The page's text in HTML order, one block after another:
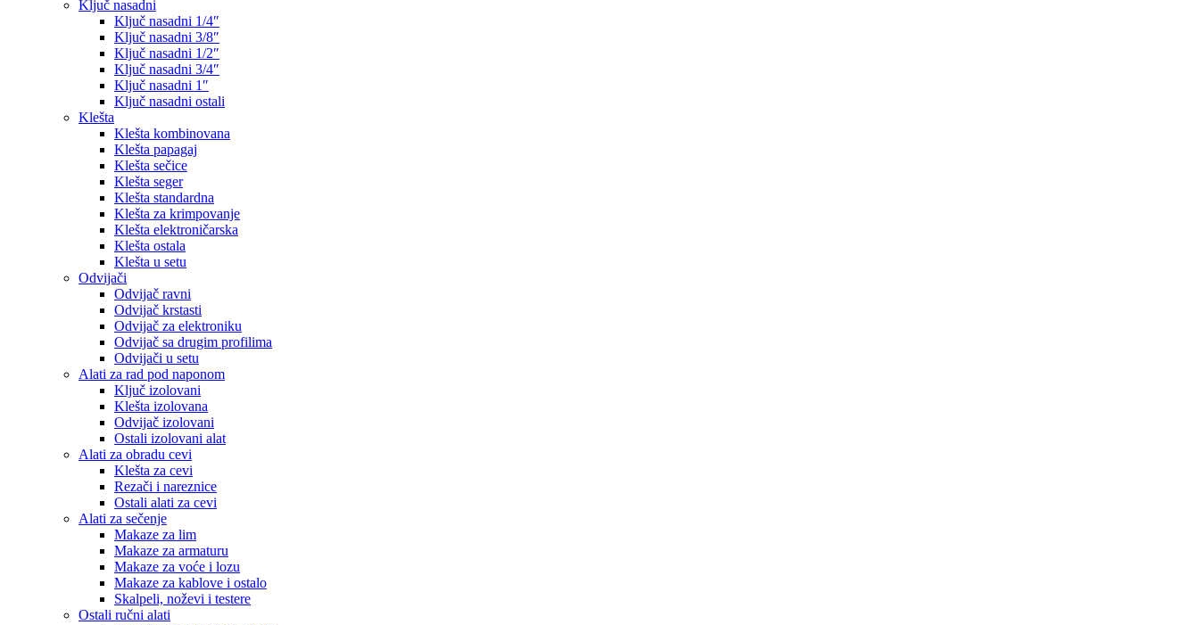
Ključ nasadni
Ključ nasadni 1/4″
Ključ nasadni 3/8″
Ključ nasadni 1/2″
Ključ nasadni 3/4″
Ključ nasadni 1″
Ključ nasadni ostali
Klešta
Klešta kombinovana
Klešta papagaj
Klešta sečice
Klešta seger
Klešta standardna
Klešta za krimpovanje
Klešta elektroničarska
Klešta ostala
Klešta u setu
Odvijači
Odvijač ravni
Odvijač krstasti
Odvijač za elektroniku
Odvijač sa drugim profilima
Odvijači u setu
Alati za rad pod naponom
Ključ izolovani
Klešta izolovana
Odvijač izolovani
Ostali izolovani alat
Alati za obradu cevi
Klešta za cevi
Rezači i nareznice
Ostali alati za cevi
Alati za sečenje
Makaze za lim
Makaze za armaturu
Makaze za voće i lozu
Makaze za kablove i ostalo
Skalpeli, noževi i testere
Ostali ručni alati